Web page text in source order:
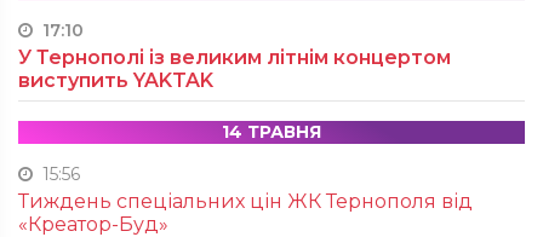
17:10
У Тернополі із великим літнім концертом
виступить YAKTAK
14 ТРАВНЯ
15:56
Тиждень спеціальних цін ЖК Тернополя від
«Креатор-Буд»